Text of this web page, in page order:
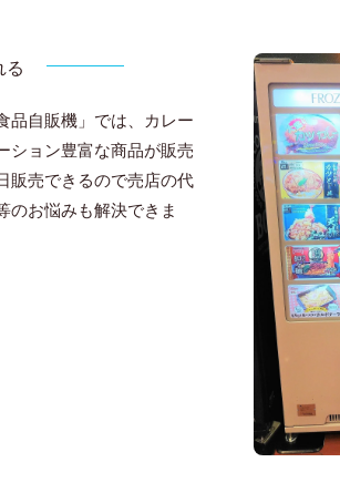
る
品自販機」では、カレー
ション豊富な商品が販売
販売できるので売店の代
のお悩みも解決できま